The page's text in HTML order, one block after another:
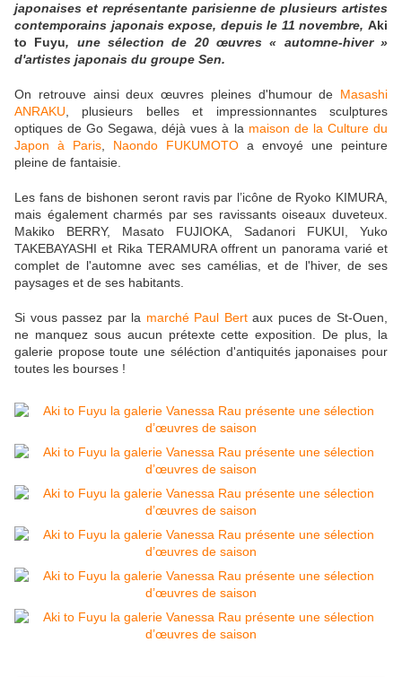
japonaises et représentante parisienne de plusieurs artistes
contemporains japonais expose, depuis le 11 novembre, Aki
to Fuyu, une sélection de 20 œuvres « automne-hiver »
d'artistes japonais du groupe Sen.
On retrouve ainsi deux œuvres pleines d'humour de Masashi
ANRAKU , plusieurs belles et impressionnantes sculptures
optiques de Go Segawa, déjà vues à la maison de la Culture du
Japon à Paris
Naondo FUKUMOTO a envoyé une peinture
pleine de fantaisie.
Les fans de bishonen seront ravis par l’icône de Ryoko KIMURA,
mais également charmés par ses ravissants oiseaux duveteux.
Makiko BERRY, Masato FUJIOKA, Sadanori FUKUI, Yuko
TAKEBAYASHI et Rika TERAMURA offrent un panorama varié et
complet de l'automne avec ses camélias, et de l'hiver, de ses
paysages et de ses habitants.
Si vous passez par la marché Paul Bertaux puces de St-Ouen,
ne manquez sous aucun prétexte cette exposition. De plus, la
galerie propose toute une séléction d'antiquités japonaises pour
toutes les bourses !